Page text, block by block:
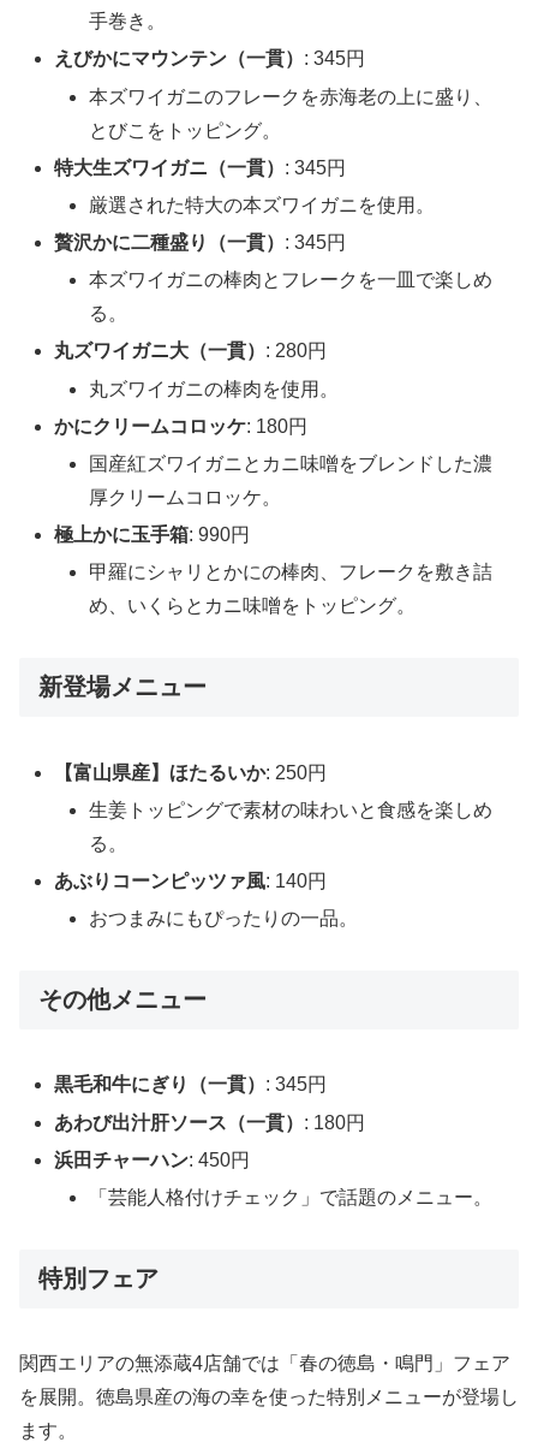
手巻き。
えびかにマウンテン（一貫） : 345円
本ズワイガニのフレークを赤海老の上に盛り、
とびこをトッピング。
特大生ズワイガニ（一貫） : 345円
厳選された特大の本ズワイガニを使用。
贅沢かに二種盛り（一貫） : 345円
本ズワイガニの棒肉とフレークを一皿で楽しめ
る。
丸ズワイガニ大（一貫） : 280円
丸ズワイガニの棒肉を使用。
かにクリームコロッケ: 180円
国産紅ズワイガニとカニ味噌をブレンドした濃
厚クリームコロッケ。
極上かに玉手箱: 990円
甲羅にシャリとかにの棒肉、フレークを敷き詰
め、いくらとカニ味噌をトッピング。
新登場メニュー
【富山県産】ほたるいか: 250円
生姜トッピングで素材の味わいと食感を楽しめ
る。
あぶりコーンピッツァ風: 140円
おつまみにもぴったりの一品。
その他メニュー
黒毛和牛にぎり（一貫） : 345円
あわび出汁肝ソース（一貫） : 180円
浜田チャーハン: 450円
「芸能人格付けチェック」で話題のメニュー。
特別フェア
関西エリアの無添蔵4店舗では「春の徳島・鳴門」フェア
を展開。徳島県産の海の幸を使った特別メニューが登場し
ます。